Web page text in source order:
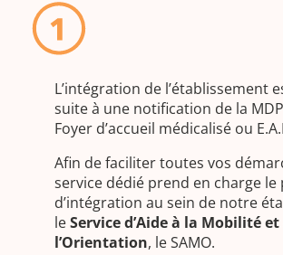
L’intégration de l’établissement
suite à une notification de la
Foyer d’accueil médicalisé ou
Afin de faciliter toutes vos
service dédié prend en charge le
d’intégration au sein de notre
leService d’Aide à la Mobilité et
l’Orientation, le SAMO.